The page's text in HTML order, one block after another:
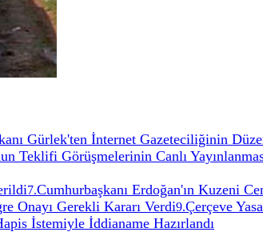
Gürlek'ten İnternet Gazeteciliğinin
Teklifi Görüşmelerinin Canlı
7.Cumhurbaşkanı Erdoğan'ın Kuzeni
Onayı Gerekli Kararı Verdi9.Çerçeve
İstemiyle İddianame Hazırlandı